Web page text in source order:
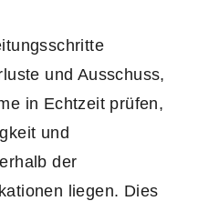
und Ausschuss,
in Echtzeit prüfen,
und
der
liegen. Dies